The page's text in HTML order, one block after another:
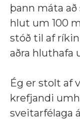
þann máta
hlut um 100
stóð til af
aðra hluthafa
Ég er stolt af
krefjandi
sveitarfélaga